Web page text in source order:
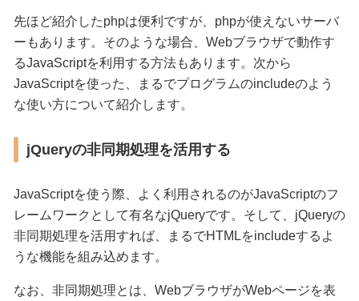
先ほど紹介したphpは便利ですが、phpが使えないサーバ
ーもあります。そのような場合、Webブラウザで動作す
るJavaScriptを利用する方法もあります。次から
JavaScriptを使った、まるでプログラムのincludeのよう
な使い方について紹介します。
jQueryの非同期処理を活用する
JavaScriptを使う際、よく利用されるのがJavaScriptのフ
レームワークとして有名なjQueryです。そして、jQueryの
非同期処理を活用すれば、まるでHTMLをincludeするよ
うな機能を組み込めます。
なお、非同期処理とは、WebブラウザがWebページを表